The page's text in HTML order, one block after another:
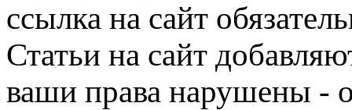
ссылка на сайт
Статьи на сайт
ваши права нарушены -